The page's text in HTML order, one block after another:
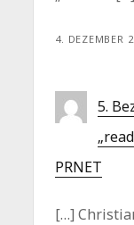
4. DEZEMBER
5.
PRNET
[…]